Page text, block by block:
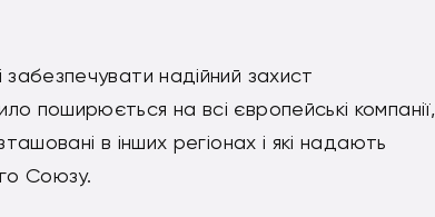
надійний захист
поширюється на всі європейські компанії,
в інших регіонах і які надають
Союзу.